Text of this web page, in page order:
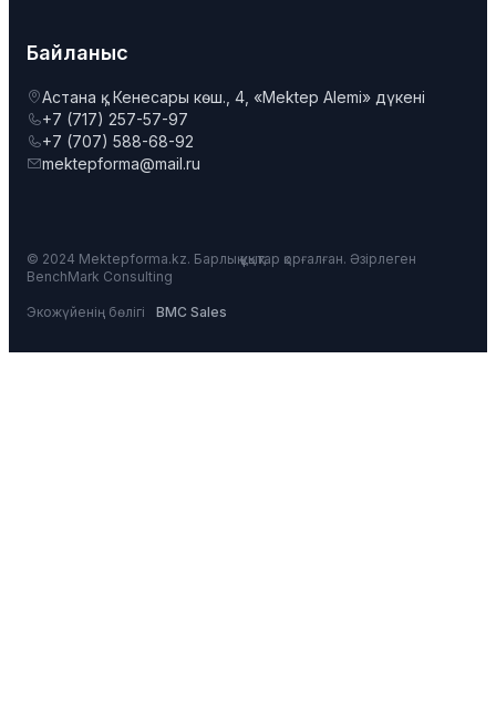
Байланыс
Астана қ., Кенесары көш., 4, «Mektep Alemi» дүкені
+7 (717) 257-57-97
+7 (707) 588-68-92
mektepforma@mail.ru
© 2024 Mektepforma.kz. Барлық құқықтар қорғалған. Әзірлеген
BenchMark Consulting
Экожүйенің бөлігі BMC Sales